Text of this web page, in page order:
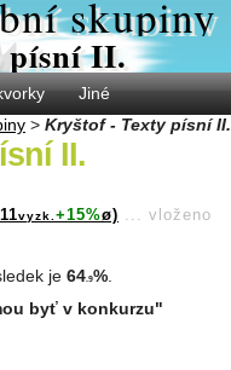
skupiny
písní II.
Jiné
> Kryštof - Texty písní II.
II.
11vyzk. +15%ø) ... vloženo
je 64 .9%
byť v konkurzu"